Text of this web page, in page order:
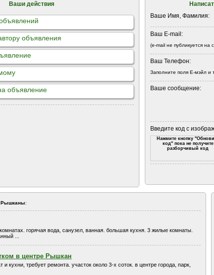
Ваши действия
объявления
объявление
Ваше Имя, Фамилия:
Ваш E-mail:
(e-mail не публикуется на
Ваш Телефон:
Заполните поля Е-мэйл и
Ваше сообщение:
Введите код с
Нажмите кнопку
код" пока не получите
разборчивый код
Рышканы:
горячая вода, санузел, ванная. большая кухня. 3 жилые комнаты.
...
в центре Рышкан
кухни, требует ремонта. участок около 3-х соток. в центре города, парк,